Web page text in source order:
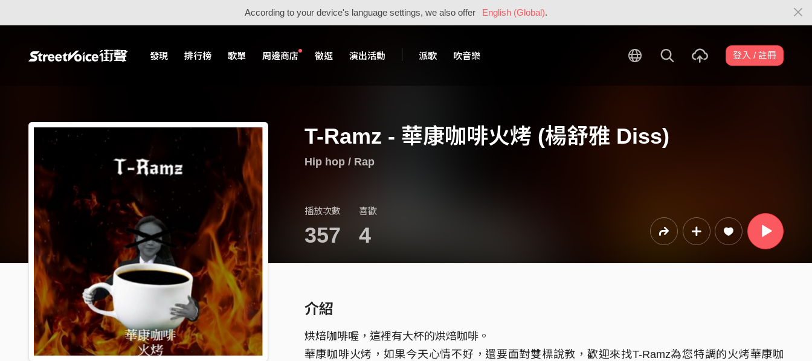
According to your device's language settings, we also offer English (Global).
發現 排行榜 歌單 周邊商店 徵選 演出活動 派歌 吹音樂 登入 / 註冊
T-Ramz - 華康咖啡火烤 (楊舒雅 Diss)
Hip hop / Rap
播放次數
357
喜歡
4
介紹
烘焙咖啡喔，這裡有大杯的烘焙咖啡。
華康咖啡火烤，如果今天心情不好，還要面對雙標說教，歡迎來找T-Ramz為您特調的火烤華康咖